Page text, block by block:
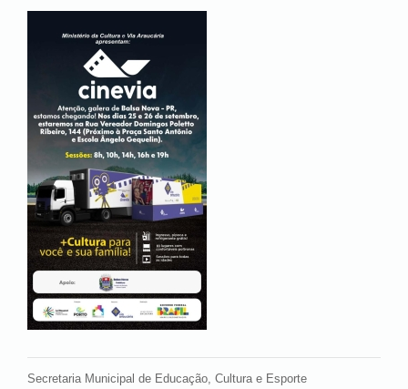
Secretaria Municipal de Educação, Cultura e Esporte